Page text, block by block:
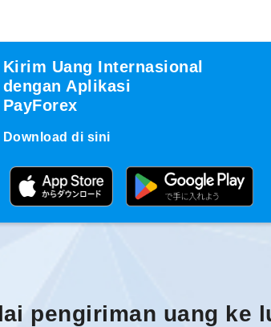
Kirim Uang Internasional
dengan Aplikasi
PayForex
Download di sini
pengiriman uang ke